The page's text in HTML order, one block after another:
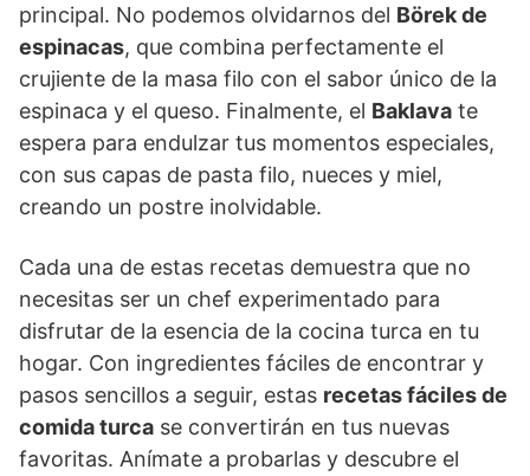
principal. No podemos olvidarnos del Börek de
espinacas, que combina perfectamente el
crujiente de la masa filo con el sabor único de la
espinaca y el queso. Finalmente, el Baklava te
espera para endulzar tus momentos especiales,
con sus capas de pasta filo, nueces y miel,
creando un postre inolvidable.
Cada una de estas recetas demuestra que no
necesitas ser un chef experimentado para
disfrutar de la esencia de la cocina turca en tu
hogar. Con ingredientes fáciles de encontrar y
pasos sencillos a seguir, estas recetas fáciles de
comida turca se convertirán en tus nuevas
favoritas. Anímate a probarlas y descubre el